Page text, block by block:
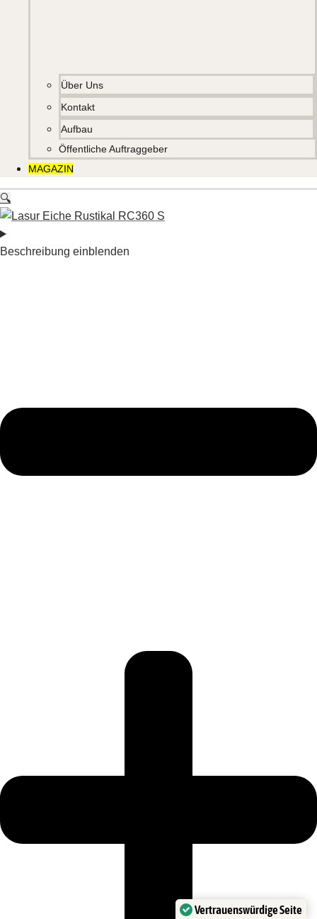
Über Uns
Kontakt
Aufbau
Öffentliche Auftraggeber
MAGAZIN
🔍
Beschreibung einblenden
Vertrauenswürdige Seite